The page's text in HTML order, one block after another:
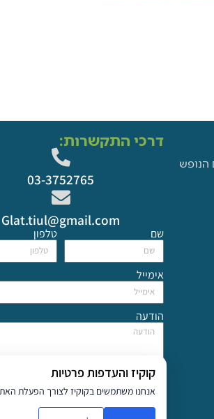
הנופש
דרכי התקשרות:
03-3752765
Glat.tiul@gmail.com
שם טלפון
אימייל
הודעה
מדיניות פרטיות
אני מסכיםלמדיניות הפרטיות
קוקיז והעדפות פרטיות
אנחנו משתמשים בקוקיז לצורך הפעלת